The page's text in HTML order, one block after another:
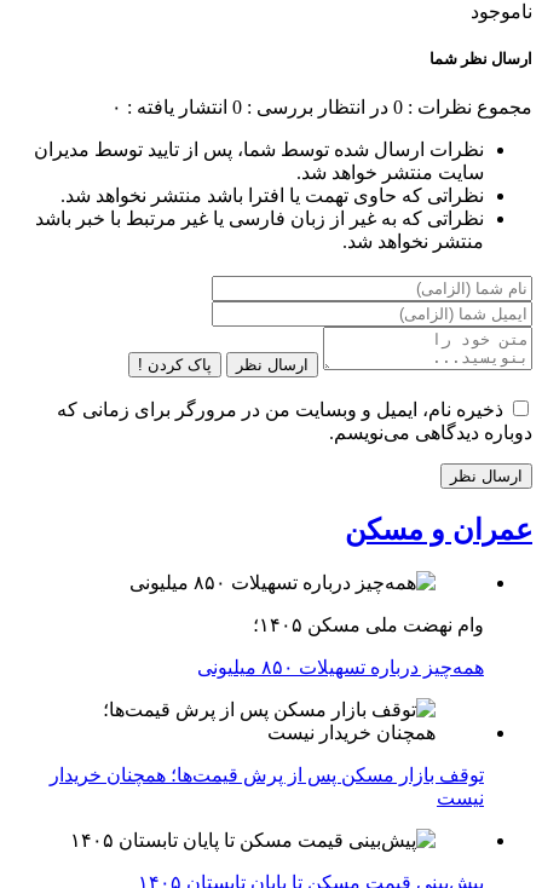
ناموجود
ارسال نظر شما
مجموع نظرات : 0 در انتظار بررسی : 0 انتشار یافته : ۰
نظرات ارسال شده توسط شما، پس از تایید توسط مدیران
سایت منتشر خواهد شد.
نظراتی که حاوی تهمت یا افترا باشد منتشر نخواهد شد.
نظراتی که به غیر از زبان فارسی یا غیر مرتبط با خبر باشد
منتشر نخواهد شد.
ارسال نظر پاک کردن !
ذخیره نام، ایمیل و وبسایت من در مرورگر برای زمانی که
دوباره دیدگاهی می‌نویسم.
عمران و مسکن
وام نهضت ملی مسکن ۱۴۰۵؛
همه‌چیز درباره تسهیلات ۸۵۰ میلیونی
توقف بازار مسکن پس از پرش قیمت‌ها؛ همچنان خریدار
نیست
پیش‌بینی قیمت مسکن تا پایان تابستان ۱۴۰۵